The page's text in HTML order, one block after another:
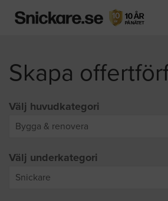
Skapa
Välj huvudkategori
Välj underkategori